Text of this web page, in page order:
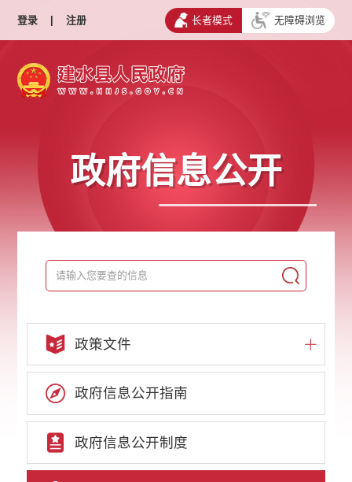
登录 | 注册 长者模式 无障碍浏览
政府信息公开
政策文件
政府信息公开指南
政府信息公开制度